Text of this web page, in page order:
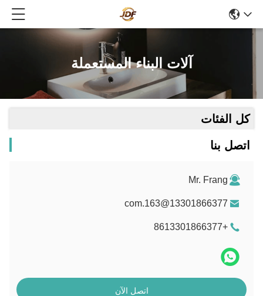
آلات البناء المستعملة
كل الفئات
اتصل بنا
Mr. Frang
13301866377@163.com
+8613301866377
اتصل الآن